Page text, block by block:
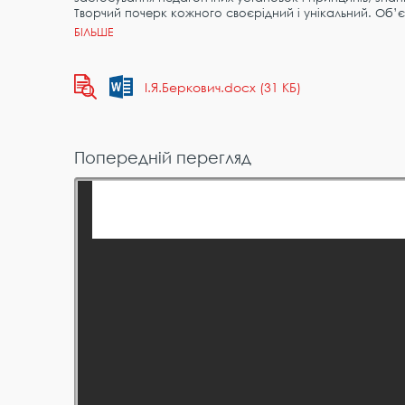
Творчий почерк кожного своєрідний і унікальний.
І.Я.Беркович.docx (31 КБ)
Попередній перегляд